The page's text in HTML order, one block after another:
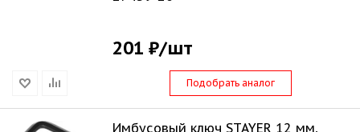
201 ₽/шт
Подобрать аналог
Имбусовый ключ STAYER 12 мм,